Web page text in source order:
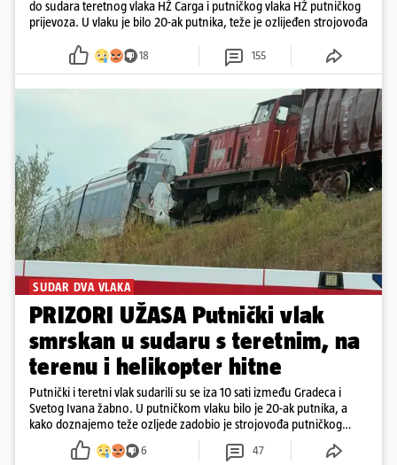
do sudara teretnog vlaka HŽ Carga i putničkog vlaka HŽ putničkog
prijevoza. U vlaku je bilo 20-ak putnika, teže je ozlijeđen strojovođa
18 155
SUDAR DVA VLAKA
PRIZORI UŽASA Putnički vlak
smrskan u sudaru s teretnim, na
terenu i helikopter hitne
Putnički i teretni vlak sudarili su se iza 10 sati između Gradeca i
Svetog Ivana žabno. U putničkom vlaku bilo je 20-ak putnika, a
kako doznajemo teže ozljede zadobio je strojovođa putničkog
vlaka. Zatvoren je promet, a fotoreporteri Prigorskog objavili su
prve snimke s mjesta sudara
6 47